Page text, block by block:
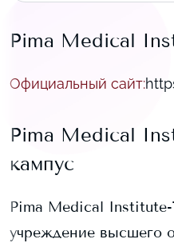
Pima Medical
Официальный сайт:
Pima Medical
кампус
Pima Medical Institute-
учреждение высшего